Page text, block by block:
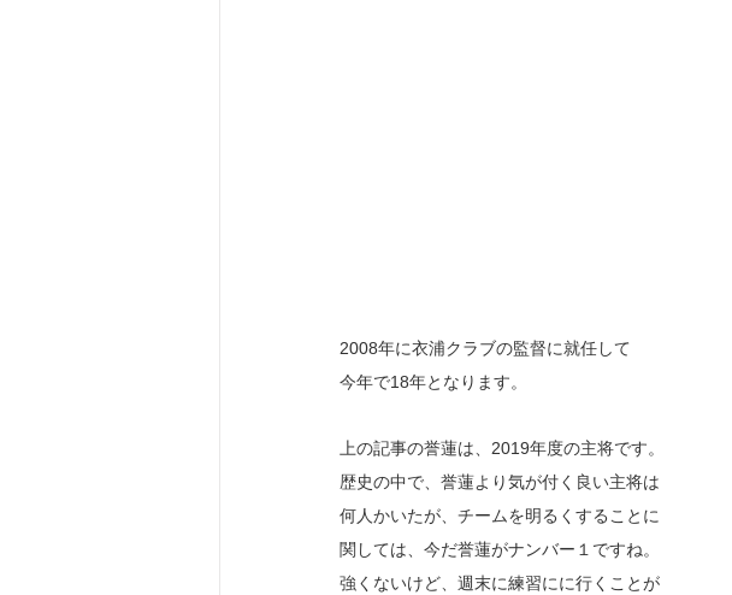
2008年に衣浦クラブの監督に就任して
今年で18年となります。
上の記事の誉蓮は、2019年度の主将です。
歴史の中で、誉蓮より気が付く良い主将は
何人かいたが、チームを明るくすることに
関しては、今だ誉蓮がナンバー１ですね。
強くないけど、週末に練習にに行くことが